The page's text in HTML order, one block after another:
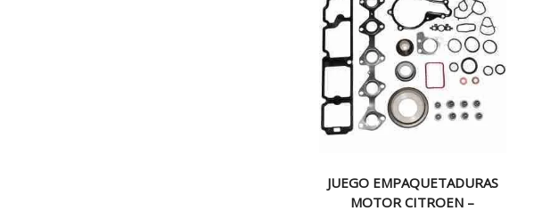
JUEGO EMPAQUETADURAS
MOTOR CITROEN –